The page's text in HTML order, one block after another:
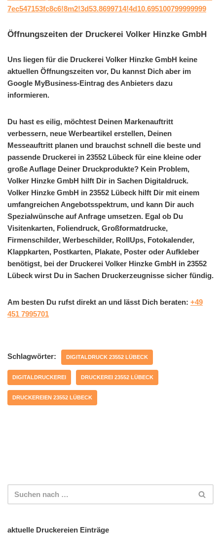
7ec547153fc8c6!8m2!3d53.8699714!4d10.695100799999999
Öffnungszeiten der Druckerei Volker Hinzke GmbH
Uns liegen für die Druckerei Volker Hinzke GmbH keine
aktuellen Öffnungszeiten vor, Du kannst Dich aber im
Google MyBusiness-Eintrag des Anbieters dazu
informieren.
Du hast es eilig, möchtest Deinen Markenauftritt
verbessern, neue Werbeartikel erstellen, Deinen
Messeauftritt planen und brauchst schnell die beste und
passende Druckerei in 23552 Lübeck für eine kleine oder
große Auflage Deiner Druckprodukte? Kein Problem,
Volker Hinzke GmbH hilft Dir in Sachen Digitaldruck.
Volker Hinzke GmbH in 23552 Lübeck hilft Dir mit einem
umfangreichen Angebotsspektrum, und kann Dir auch
Spezialwünsche auf Anfrage umsetzen. Egal ob Du
Visitenkarten, Foliendruck, Großformatdrucke,
Firmenschilder, Werbeschilder, RollUps, Fotokalender,
Klappkarten, Postkarten, Plakate, Poster oder Aufkleber
benötigst, bei der Druckerei Volker Hinzke GmbH in 23552
Lübeck wirst Du in Sachen Druckerzeugnisse sicher fündig.
Am besten Du rufst direkt an und lässt Dich beraten: +49
451 7995701
Schlagwörter: DIGITALDRUCK 23552 LÜBECK
DIGITALDRUCKEREI DRUCKEREI 23552 LÜBECK
DRUCKEREIEN 23552 LÜBECK
aktuelle Druckereien Einträge